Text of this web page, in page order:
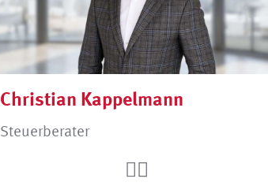
Christian Kappelmann
Steuerberater